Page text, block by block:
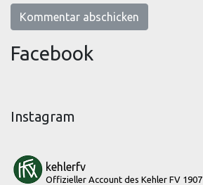
Facebook
Instagram
kehlerfv
Offizieller Account des Kehler FV 1907